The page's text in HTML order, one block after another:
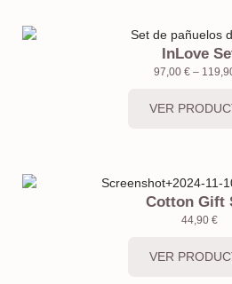
InLove
97,00 € –
VER
Cotton Gift
44,90 €
VER